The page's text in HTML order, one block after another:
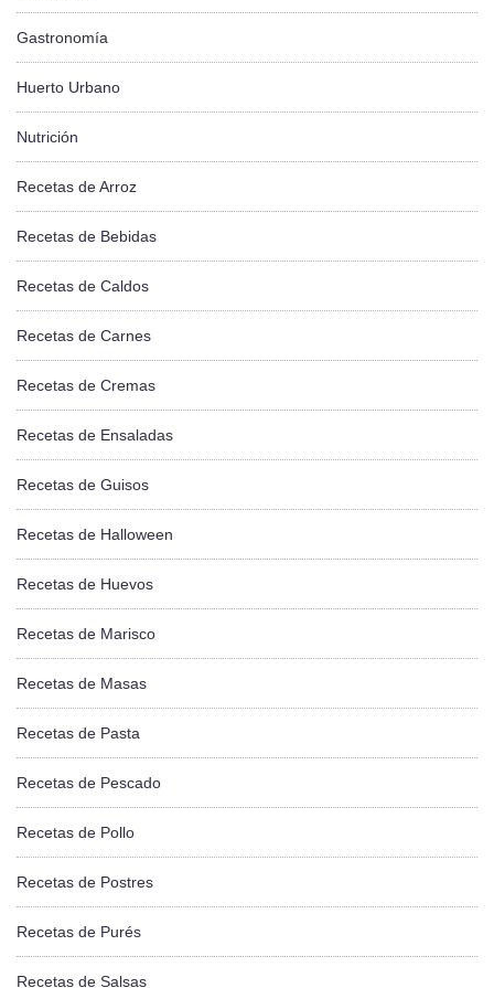
Gastronomía
Huerto Urbano
Nutrición
Recetas de Arroz
Recetas de Bebidas
Recetas de Caldos
Recetas de Carnes
Recetas de Cremas
Recetas de Ensaladas
Recetas de Guisos
Recetas de Halloween
Recetas de Huevos
Recetas de Marisco
Recetas de Masas
Recetas de Pasta
Recetas de Pescado
Recetas de Pollo
Recetas de Postres
Recetas de Purés
Recetas de Salsas